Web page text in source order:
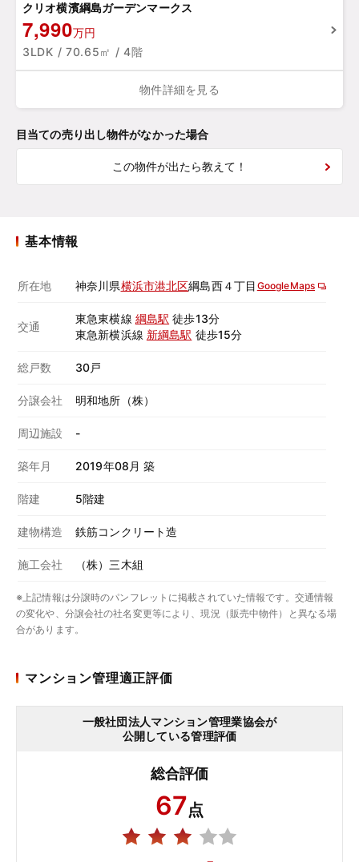
クリオ横濱綱島ガーデンマークス
7,990万円
3LDK / 70.65㎡ / 4階
物件詳細を見る
目当ての売り出し物件がなかった場合
この物件が出たら教えて！
基本情報
所在地 神奈川県横浜市港北区綱島西４丁目 GoogleMaps
交通
東急東横線 綱島駅 徒歩13分
東急新横浜線 新綱島駅 徒歩15分
総戸数 30戸
分譲会社 明和地所（株）
周辺施設 -
築年月 2019年08月 築
階建 5階建
建物構造 鉄筋コンクリート造
施工会社 （株）三木組
※上記情報は分譲時のパンフレットに掲載されていた情報です。交通情報
の変化や、分譲会社の社名変更等により、現況（販売中物件）と異なる場
合があります。
マンション管理適正評価
一般社団法人マンション管理業協会が
公開している管理評価
総合評価
67点